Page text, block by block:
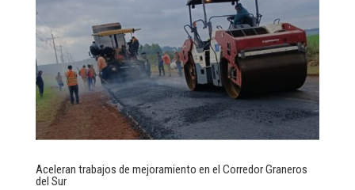
Aceleran trabajos de mejoramiento en el Corredor Graneros
del Sur